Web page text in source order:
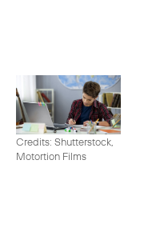
Credits: Shutterstock,
Motortion Films